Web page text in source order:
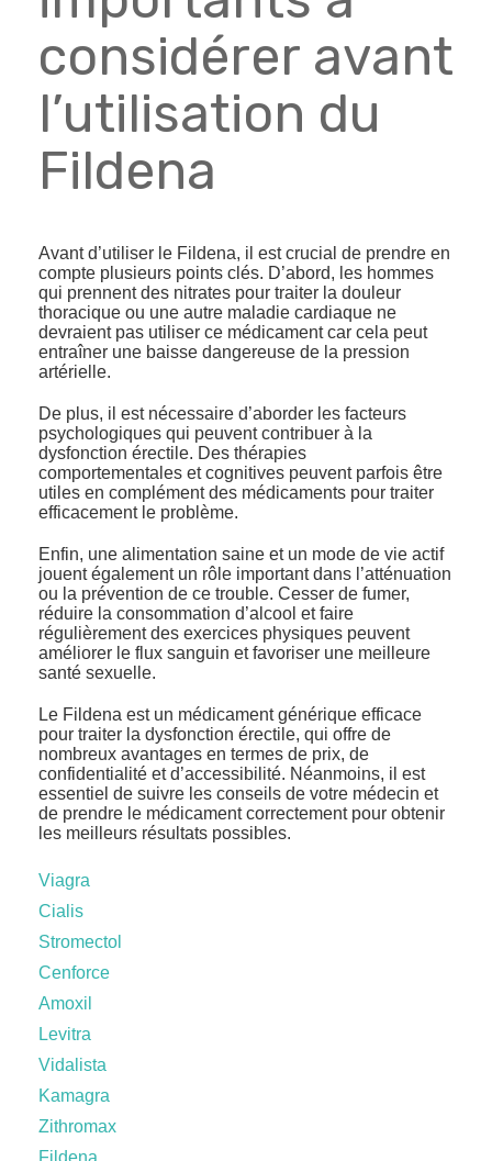
considérer avant
l’utilisation du
Fildena
Avant d’utiliser le Fildena, il est crucial de prendre en
compte plusieurs points clés. D’abord, les hommes
qui prennent des nitrates pour traiter la douleur
thoracique ou une autre maladie cardiaque ne
devraient pas utiliser ce médicament car cela peut
entraîner une baisse dangereuse de la pression
artérielle.
De plus, il est nécessaire d’aborder les facteurs
psychologiques qui peuvent contribuer à la
dysfonction érectile. Des thérapies
comportementales et cognitives peuvent parfois être
utiles en complément des médicaments pour traiter
efficacement le problème.
Enfin, une alimentation saine et un mode de vie actif
jouent également un rôle important dans l’atténuation
ou la prévention de ce trouble. Cesser de fumer,
réduire la consommation d’alcool et faire
régulièrement des exercices physiques peuvent
améliorer le flux sanguin et favoriser une meilleure
santé sexuelle.
Le Fildena est un médicament générique efficace
pour traiter la dysfonction érectile, qui offre de
nombreux avantages en termes de prix, de
confidentialité et d’accessibilité. Néanmoins, il est
essentiel de suivre les conseils de votre médecin et
de prendre le médicament correctement pour obtenir
les meilleurs résultats possibles.
Viagra
Cialis
Stromectol
Cenforce
Amoxil
Levitra
Vidalista
Kamagra
Zithromax
Fildena